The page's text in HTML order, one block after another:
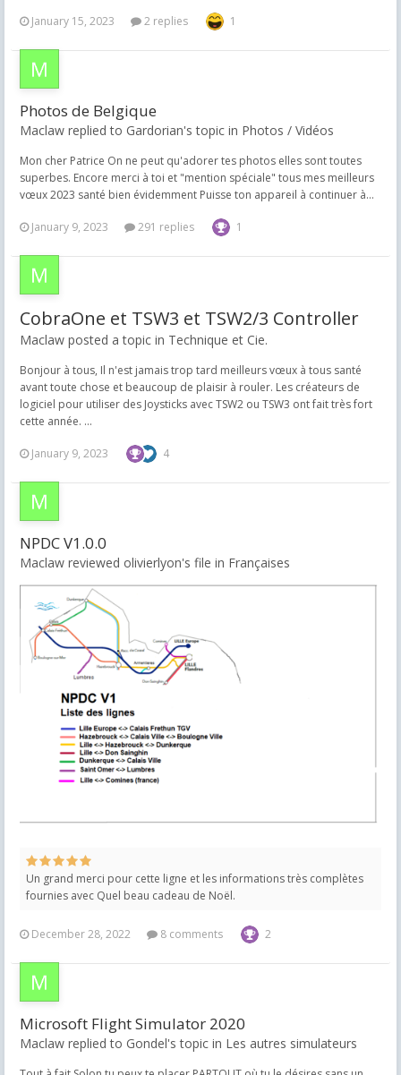
January 15, 2023 2 replies 1
Photos de Belgique
Maclaw replied to Gardorian's topic in Photos / Vidéos
Mon cher Patrice On ne peut qu'adorer tes photos elles sont toutes
superbes. Encore merci à toi et "mention spéciale" tous mes meilleurs
vœux 2023 santé bien évidemment Puisse ton appareil à continuer à...
January 9, 2023 291 replies 1
CobraOne et TSW3 et TSW2/3 Controller
Maclaw posted a topic in Technique et Cie.
Bonjour à tous, Il n'est jamais trop tard meilleurs vœux à tous santé
avant toute chose et beaucoup de plaisir à rouler. Les créateurs de
logiciel pour utiliser des Joysticks avec TSW2 ou TSW3 ont fait très fort
cette année. ...
January 9, 2023 4
NPDC V1.0.0
Maclaw reviewed olivierlyon's file in Françaises
Un grand merci pour cette ligne et les informations très complètes
fournies avec Quel beau cadeau de Noël.
December 28, 2022 8 comments 2
Microsoft Flight Simulator 2020
Maclaw replied to Gondel's topic in Les autres simulateurs